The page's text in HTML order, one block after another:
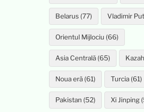
Belarus (77) Vladimir
Orientul Mijlociu (66)
Asia Centrală (65)
Noua eră (61) Turcia (61)
Pakistan (52) Xi Jinping